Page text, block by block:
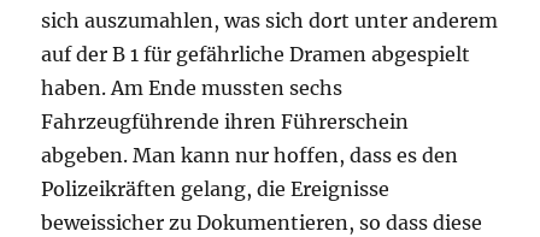
sich auszumahlen, was sich dort unter anderem
auf der B 1 für gefährliche Dramen abgespielt
haben. Am Ende mussten sechs
Fahrzeugführende ihren Führerschein
abgeben. Man kann nur hoffen, dass es den
Polizeikräften gelang, die Ereignisse
beweissicher zu Dokumentieren, so dass diese